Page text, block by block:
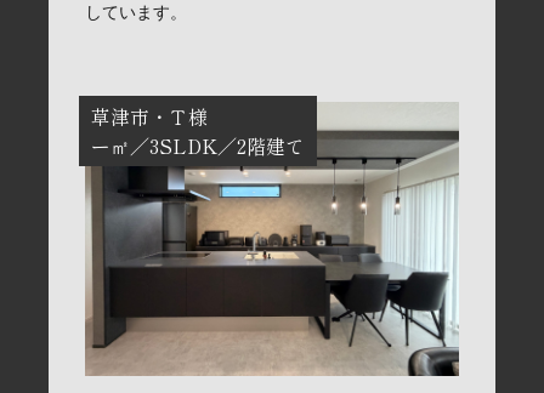
しています。
草津市
Ｔ様
ー㎡
3SLDK 2階建て